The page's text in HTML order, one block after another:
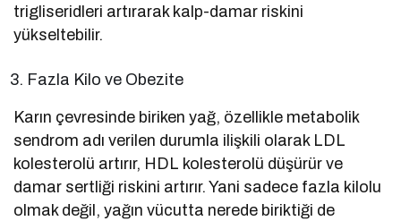
trigliseridleri artırarak kalp-damar riskini
yükseltebilir.
Fazla Kilo ve Obezite
Karın çevresinde biriken yağ, özellikle metabolik
sendrom adı verilen durumla ilişkili olarak LDL
kolesterolü artırır, HDL kolesterolü düşürür ve
damar sertliği riskini artırır. Yani sadece fazla kilolu
olmak değil, yağın vücutta nerede biriktiği de